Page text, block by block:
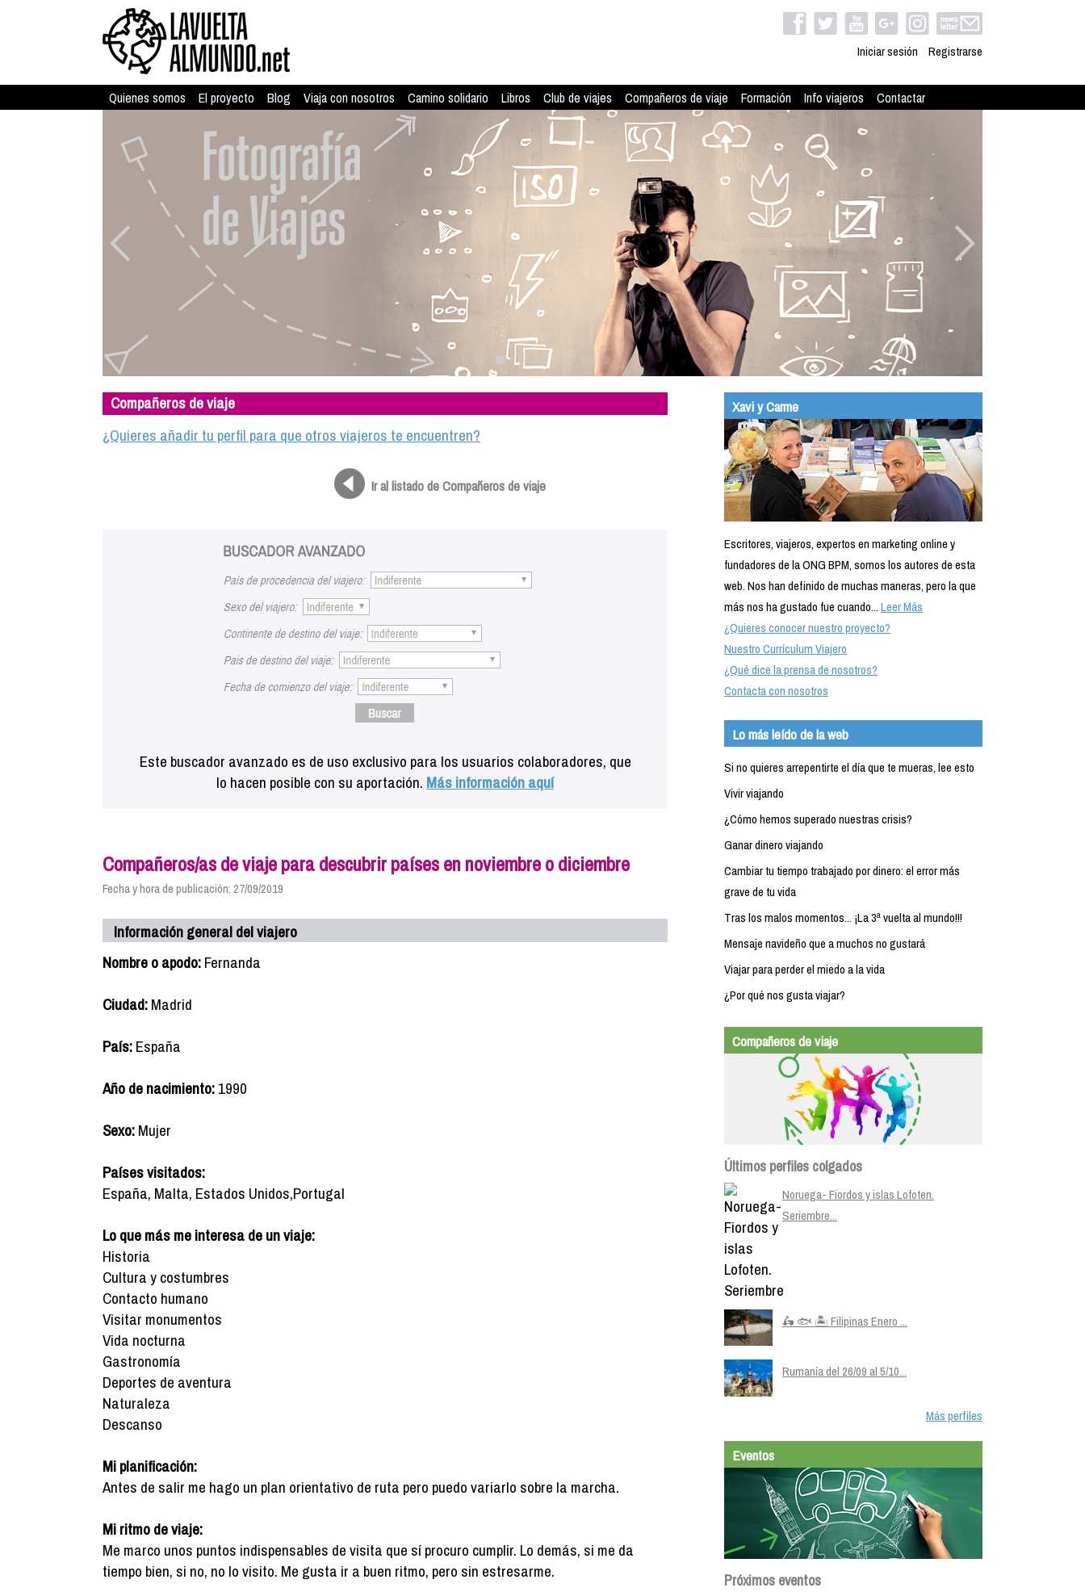
Iniciar sesión Registrarse
Quienes somos El proyecto Blog Viaja con nosotros Camino solidario Libros Club de viajes Compañeros de viaje Formación Info viajeros Contactar
Compañeros de viaje
¿Quieres añadir tu perfil para que otros viajeros te encuentren?
Ir al listado de Compañeros de viaje
Este buscador avanzado es de uso exclusivo para los usuarios colaboradores, que
lo hacen posible con su aportación. Más información aquí
Compañeros/as de viaje para descubrir países en noviembre o diciembre
Fecha y hora de publicación: 27/09/2019
Información general del viajero
Nombre o apodo:Fernanda
Ciudad:Madrid
País:España
Año de nacimiento:1990
Sexo:Mujer
Países visitados:
España, Malta, Estados Unidos,Portugal
Lo que más me interesa de un viaje:
Historia
Cultura y costumbres
Contacto humano
Visitar monumentos
Vida nocturna
Gastronomía
Deportes de aventura
Naturaleza
Descanso
Mi planificación:
Antes de salir me hago un plan orientativo de ruta pero puedo variarlo sobre la marcha.
Mi ritmo de viaje:
Me marco unos puntos indispensables de visita que sí procuro cumplir. Lo demás, si me da
tiempo bien, si no, no lo visito. Me gusta ir a buen ritmo, pero sin estresarme.
Xavi y Carme
Escritores, viajeros, expertos en marketing online y
fundadores de la ONG BPM, somos los autores de esta
web. Nos han definido de muchas maneras, pero la que
más nos ha gustado fue cuando...Leer Más
¿Quieres conocer nuestro proyecto?
Nuestro Currículum Viajero
¿Qué dice la prensa de nosotros?
Contacta con nosotros
Lo más leído de la web
Si no quieres arrepentirte el día que te mueras, lee esto
Vivir viajando
¿Cómo hemos superado nuestras crisis?
Ganar dinero viajando
Cambiar tu tiempo trabajado por dinero: el error más
grave de tu vida
Tras los malos momentos... ¡La 3ª vuelta al mundo!!!
Mensaje navideño que a muchos no gustará
Viajar para perder el miedo a la vida
¿Por qué nos gusta viajar?
Compañeros de viaje
Últimos perfiles colgados
Noruega- Fiordos y islas Lofoten.
Seriembre...
🛵 🐟 🏝️ Filipinas Enero ...
Rumanía del 26/09 al 5/10...
Más perfiles
Eventos
Próximos eventos